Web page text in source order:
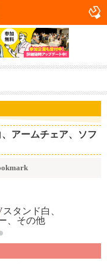
アームチェア、ソフ